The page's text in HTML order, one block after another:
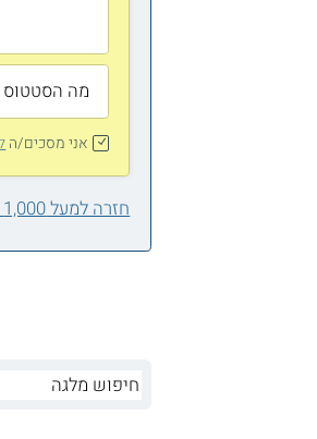
אני מסכים/ה
חזרה למעל 1,000 מלגות שונות, לא תמצא/י אחת בשבילך?